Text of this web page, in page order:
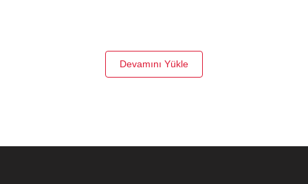
Devamını Yükle